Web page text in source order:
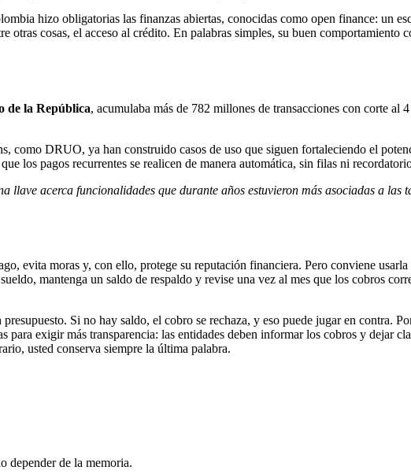
hizo obligatorias las finanzas abiertas, conocidas como open finance: un
otras cosas, el acceso al crédito. En palabras simples, su buen
de la República, acumulaba más de 782 millones de transacciones con corte al
como DRUO, ya han construido casos de uso que siguen fortaleciendo el
los pagos recurrentes se realicen de manera automática, sin filas ni
llave acerca funcionalidades que durante años estuvieron más asociadas a las
evita moras y, con ello, protege su reputación financiera. Pero conviene usarla
mantenga un saldo de respaldo y revise una vez al mes que los cobros
Si no hay saldo, el cobro se rechaza, y eso puede jugar en contra.
exigir más transparencia: las entidades deben informar los cobros y dejar
usted conserva siempre la última palabra.
de la memoria.